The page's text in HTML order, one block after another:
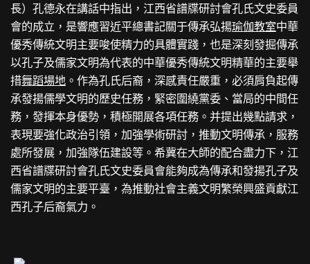
長）孔德永在講話中指出，江西省譜牒研討會孔氏文史委員
會的成立，是響應習近平總書記關于傳承弘揚瑜伽教室中華
優秀傳統文明主要唆使精力的具體實踐，也是深刻發掘傳承
以孔子及儒家文明為代表的中華優秀傳統文明精華的主要舉
措舞蹈場地 。作為孔氏后裔，深感責任嚴重，必須肩負起傳
承發揚儒學文明的歷史任務，緊密圍繞黨委、當局的中間任
務，發揮本身優勢，積極開展各項任務。并提出幾點請求，
表現要強化政治引領，加強學術研討，推動文明傳承，服務
處所發展，加強隊伍建設等。希冀在大師的配合盡力下，江
西省譜牒研討會孔氏文史委員會能夠成為傳承和發揚孔子及
儒家文明的主要平臺，為推動社會主義文明繁榮興盛貢獻江
西孔子后裔氣力。